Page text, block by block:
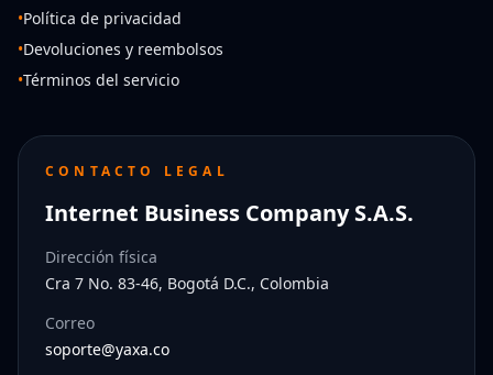
•Política de privacidad
•Devoluciones y reembolsos
•Términos del servicio
CONTACTO LEGAL
Internet Business Company S.A.S.
Dirección física
Cra 7 No. 83-46, Bogotá D.C., Colombia
Correo
soporte@yaxa.co